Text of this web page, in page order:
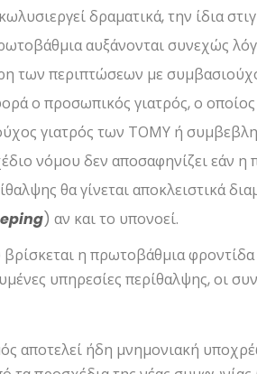
δραματικά, την ίδια
αυξάνονται συνεχώς
των περιπτώσεων με
ο προσωπικός γιατρός, ο οποίος
γιατρός των ΤΟΜΥ ή
νόμου δεν αποσαφηνίζει εάν
θα γίνεται αποκλειστικά
) αν και το υπονοεί.
η πρωτοβάθμια φροντίδα
υπηρεσίες περίθαλψης, οι
αποτελεί ήδη μνημονιακή